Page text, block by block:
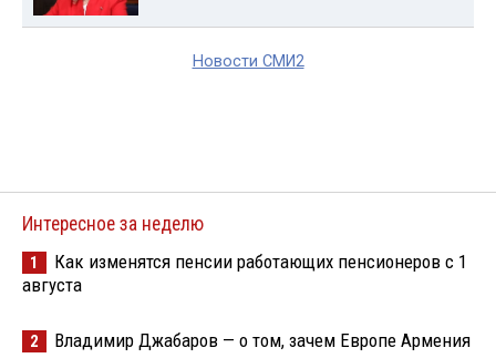
Новости СМИ2
Интересное за неделю
1
Как изменятся пенсии работающих пенсионеров с 1
августа
2 Владимир Джабаров — о том, зачем Европе Армения